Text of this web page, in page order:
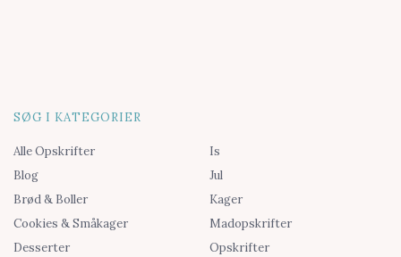
SØG I KATEGORIER
Alle Opskrifter
Blog
Brød & Boller
Cookies & Småkager
Desserter
Is
Jul
Kager
Madopskrifter
Opskrifter